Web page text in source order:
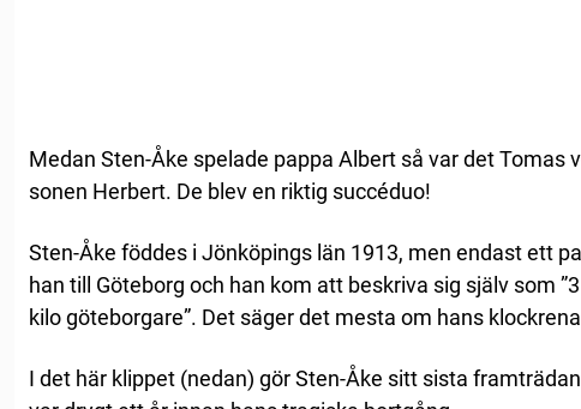
Medan Sten-Åke spelade pappa Albert så var det Tomas
sonen Herbert. De blev en riktig succéduo!
Sten-Åke föddes i Jönköpings län 1913, men endast ett
han till Göteborg och han kom att beskriva sig själv som
kilo göteborgare”. Det säger det mesta om hans
I det här klippet (nedan) gör Sten-Åke sitt sista